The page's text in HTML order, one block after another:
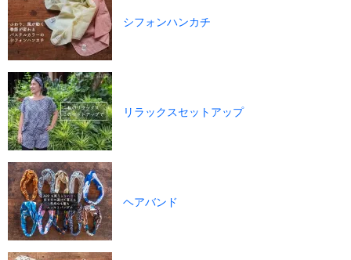
シフォンハンカチ
リラックスセットアップ
ヘアバンド